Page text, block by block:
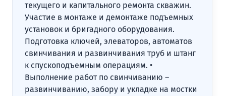
текущего и капитального ремонта скважин.
Участие в монтаже и демонтаже подъемных
установок и бригадного оборудования.
Подготовка ключей, элеваторов, автоматов
свинчивания и развинчивания труб и штанг
к спускоподъемным операциям. •
Выполнение работ по свинчиванию –
развинчиванию, забору и укладке на мостки